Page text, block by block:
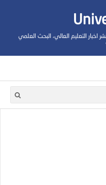
التعليم العالي، البحث العلمي